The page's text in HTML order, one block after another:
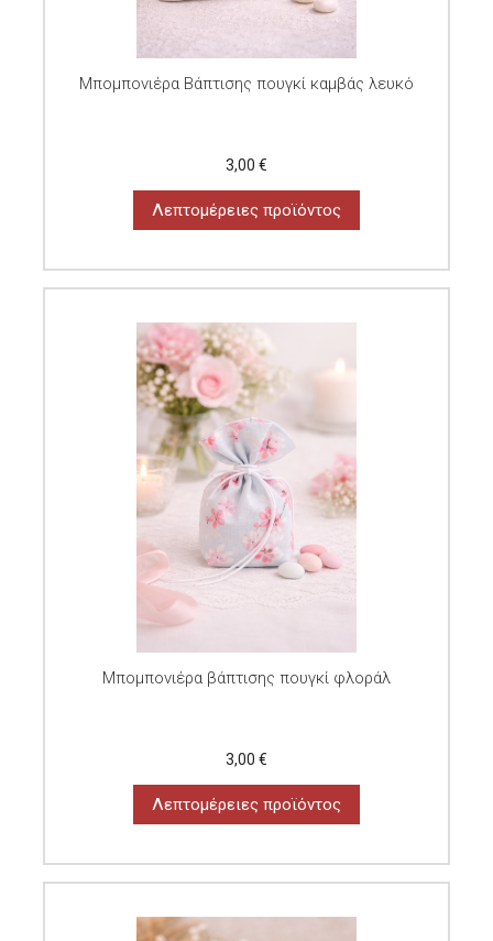
Μπομπονιέρα Βάπτισης πουγκί καμβάς λευκό
3,00 €
Λεπτομέρειες προϊόντος
Μπομπονιέρα βάπτισης πουγκί φλοράλ
3,00 €
Λεπτομέρειες προϊόντος